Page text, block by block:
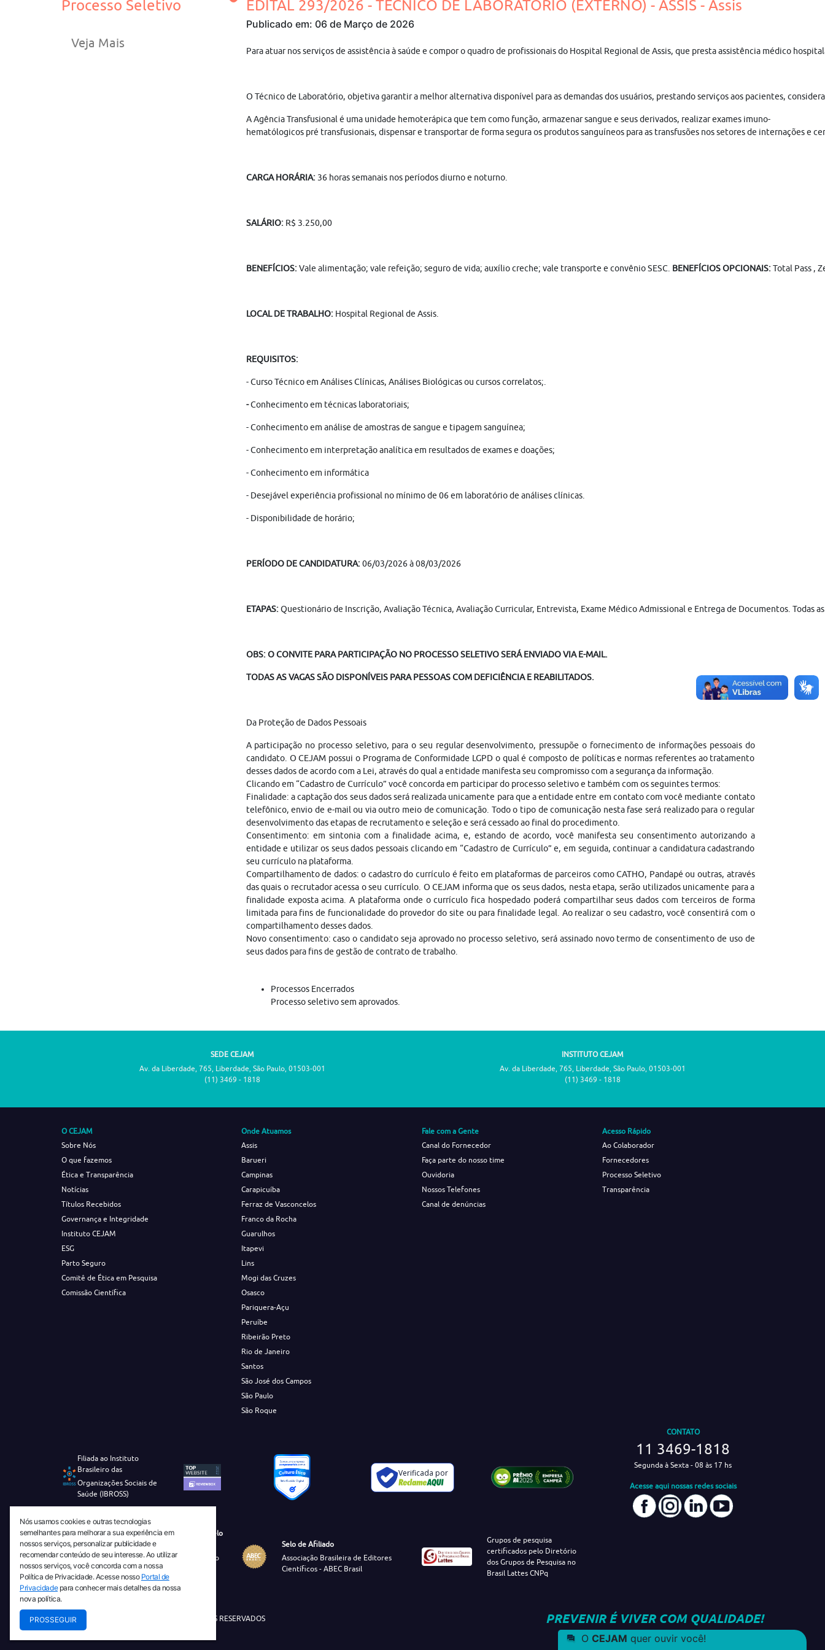
Processo Seletivo
Veja Mais
EDITAL 293/2026 - TÉCNICO DE LABORATÓRIO (EXTERNO) - ASSIS - Assis
Publicado em: 06 de Março de 2026
Para atuar nos serviços de assistência à saúde e compor o quadro de profissionais do Hospital Regional de Assis, que presta assistência médico
O Técnico de Laboratório, objetiva garantir a melhor alternativa disponível para as demandas dos usuários, prestando serviços aos pacientes,
A Agência Transfusional é uma unidade hemoterápica que tem como função, armazenar sangue e seus derivados, realizar exames imuno-
hematólogicos pré transfusionais, dispensar e transportar de forma segura os produtos sanguíneos para as transfusões nos setores de
CARGA HORÁRIA: 36 horas semanais nos períodos diurno e noturno.
SALÁRIO: R$ 3.250,00
BENEFÍCIOS:Vale alimentação; vale refeição; seguro de vida; auxílio creche; vale transporte e convênio SESC. BENEFÍCIOS OPCIONAIS:Total Pass ,
LOCAL DE TRABALHO: Hospital Regional de Assis.
REQUISITOS:
- Curso Técnico em Análises Clínicas, Análises Biológicas ou cursos correlatos;.
-Conhecimento em técnicas laboratoriais;
- Conhecimento em análise de amostras de sangue e tipagem sanguínea;
- Conhecimento em interpretação analítica em resultados de exames e doações;
- Conhecimento em informática
- Desejável experiência profissional no mínimo de 06 em laboratório de análises clínicas.
- Disponibilidade de horário;
PERÍODO DE CANDIDATURA:06/03/2026 à 08/03/2026
ETAPAS:Questionário de Inscrição, Avaliação Técnica, Avaliação Curricular, Entrevista, Exame Médico Admissional e Entrega de Documentos. Todas
OBS: O CONVITE PARA PARTICIPAÇÃO NO PROCESSO SELETIVO SERÁ ENVIADO VIA E-MAIL.
TODAS AS VAGAS SÃO DISPONÍVEIS PARA PESSOAS COM DEFICIÊNCIA E REABILITADOS.
Da Proteção de Dados Pessoais
A participação no processo seletivo, para o seu regular desenvolvimento, pressupõe o fornecimento de informações pessoais do
candidato. O CEJAM possui o Programa de Conformidade LGPD o qual é composto de políticas e normas referentes ao tratamento
desses dados de acordo com a Lei, através do qual a entidade manifesta seu compromisso com a segurança da informação.
Clicando em “Cadastro de Currículo” você concorda em participar do processo seletivo e também com os seguintes termos:
Finalidade: a captação dos seus dados será realizada unicamente para que a entidade entre em contato com você mediante contato
telefônico, envio de e-mail ou via outro meio de comunicação. Todo o tipo de comunicação nesta fase será realizado para o regular
desenvolvimento das etapas de recrutamento e seleção e será cessado ao final do procedimento.
Consentimento: em sintonia com a finalidade acima, e, estando de acordo, você manifesta seu consentimento autorizando a
entidade e utilizar os seus dados pessoais clicando em “Cadastro de Currículo” e, em seguida, continuar a candidatura cadastrando
seu currículo na plataforma.
Compartilhamento de dados: o cadastro do currículo é feito em plataformas de parceiros como CATHO, Pandapé ou outras, através
das quais o recrutador acessa o seu currículo. O CEJAM informa que os seus dados, nesta etapa, serão utilizados unicamente para a
finalidade exposta acima. A plataforma onde o currículo fica hospedado poderá compartilhar seus dados com terceiros de forma
limitada para fins de funcionalidade do provedor do site ou para finalidade legal. Ao realizar o seu cadastro, você consentirá com o
compartilhamento desses dados.
Novo consentimento: caso o candidato seja aprovado no processo seletivo, será assinado novo termo de consentimento de uso de
seus dados para fins de gestão de contrato de trabalho.
Processos Encerrados
Processo seletivo sem aprovados.
SEDE CEJAM
Av. da Liberdade, 765, Liberdade, São Paulo, 01503-001
(11) 3469 - 1818
INSTITUTO CEJAM
Av. da Liberdade, 765, Liberdade, São Paulo, 01503-001
(11) 3469 - 1818
O CEJAM
Sobre Nós
O que fazemos
Ética e Transparência
Notícias
Títulos Recebidos
Governança e Integridade
Instituto CEJAM
ESG
Parto Seguro
Comitê de Ética em Pesquisa
Comissão Científica
Onde Atuamos
Assis
Barueri
Campinas
Carapicuíba
Ferraz de Vasconcelos
Franco da Rocha
Guarulhos
Itapevi
Lins
Mogi das Cruzes
Osasco
Pariquera-Açu
Peruíbe
Ribeirão Preto
Rio de Janeiro
Santos
São José dos Campos
São Paulo
São Roque
Fale com a Gente
Canal do Fornecedor
Faça parte do nosso time
Ouvidoria
Nossos Telefones
Canal de denúncias
Acesso Rápido
Ao Colaborador
Fornecedores
Processo Seletivo
Transparência
Filiada ao Instituto
Brasileiro das
Organizações Sociais de
Saúde (IBROSS)
Verificada por
CONTATO
11 3469-1818
Segunda à Sexta - 08 às 17 hs
Acesse aqui nossas redes sociais
Revista Tecnico-Cientifica CEJAM Selo
Diamante de Ciência Aberta
Diretório Migulim Instituto Brasileiro
de Informação em Ciência e
Tecnologia - IBICT
Selo de Afiliado
Associação Brasileira de Editores
Científicos - ABEC Brasil
Grupos de pesquisa
certificados pelo Diretório
dos Grupos de Pesquisa no
Brasil Lattes CNPq
© 2026 TODOS OS DIREITOS RESERVADOS PREVENIR É VIVER COM QUALIDADE!
Nós usamos cookies e outras tecnologias
semelhantes para melhorar a sua experiência em
nossos serviços, personalizar publicidade e
recomendar conteúdo de seu interesse. Ao utilizar
nossos serviços, você concorda com a nossa
Política de Privacidade. Acesse nosso Portal de
Privacidadepara conhecer mais detalhes da nossa
nova política.
PROSSEGUIR
O CEJAM quer ouvir você!